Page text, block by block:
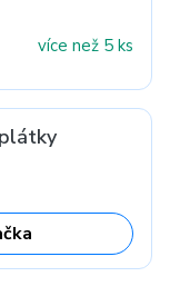
více než 5 ks